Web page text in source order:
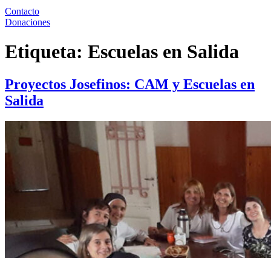
Contacto
Donaciones
Etiqueta: Escuelas en Salida
Proyectos Josefinos: CAM y Escuelas en
Salida